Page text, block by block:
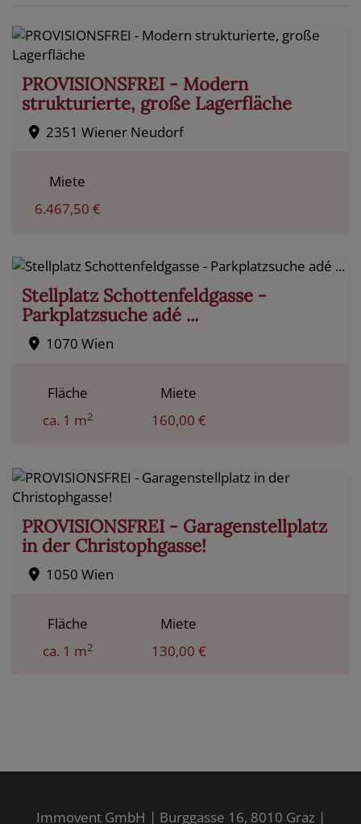
PROVISIONSFREI - Modern
strukturierte, große Lagerfläche
2351 Wiener Neudorf
Miete
6.467,50 €
Stellplatz Schottenfeldgasse -
Parkplatzsuche adé ...
1070 Wien
Fläche
ca. 1 m2
Miete
160,00 €
PROVISIONSFREI - Garagenstellplatz
in der Christophgasse!
1050 Wien
Fläche
ca. 1 m2
Miete
130,00 €
Immovent GmbH | Burggasse 16, 8010 Graz |